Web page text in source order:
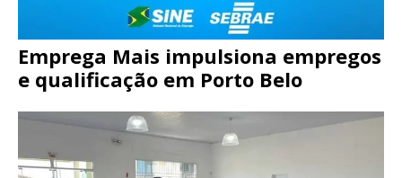
Emprega Mais impulsiona empregos
e qualificação em Porto Belo